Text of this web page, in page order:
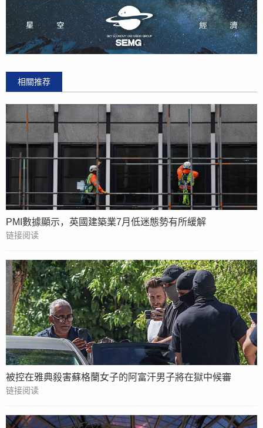
相關推荐
PMI數據顯示，英國建築業7月低迷態勢有所緩解
链接阅读
被控在雅典殺害蘇格蘭女子的阿富汗男子將在獄中候審
链接阅读